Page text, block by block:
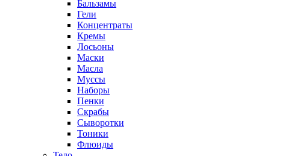
Бальзамы
Гели
Концентраты
Кремы
Лосьоны
Маски
Масла
Муссы
Наборы
Пенки
Скрабы
Сыворотки
Тоники
Флюиды